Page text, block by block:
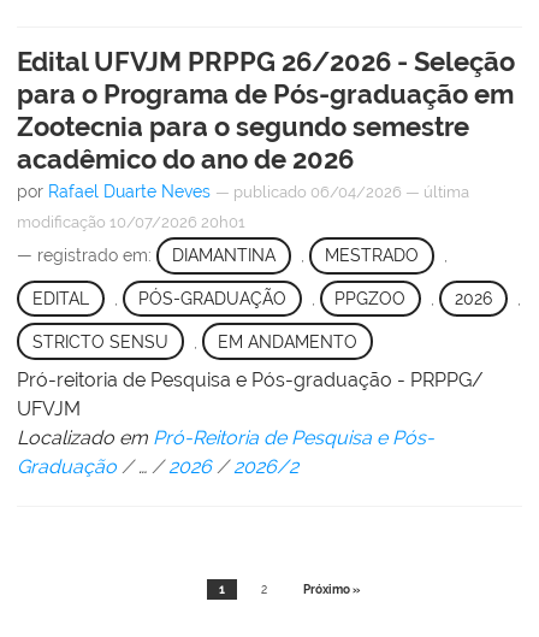
Edital UFVJM PRPPG 26/2026 - Seleção
para o Programa de Pós-graduação em
Zootecnia para o segundo semestre
acadêmico do ano de 2026
por Rafael Duarte Neves — publicado 06/04/2026 — última
modificação 10/07/2026 20h01
— registrado em: DIAMANTINA , MESTRADO ,
EDITAL PÓS-GRADUAÇÃO PPGZOO , 2026
STRICTO SENSU EM ANDAMENTO
Pró-reitoria de Pesquisa e Pós-graduação - PRPPG/
UFVJM
Localizado em Pró-Reitoria de Pesquisa e Pós-
Graduação /… /2026 /2026/2
1 2 Próximo »